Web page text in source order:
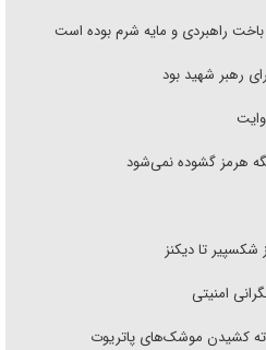
راهبردی و مایه شرم بوده است
رهبر شهید بود
هرمز گشوده نمی‌شود
شکسپیر تا دیکنز
امنیتی
ته کشیدن موشک‌های پاتریوت